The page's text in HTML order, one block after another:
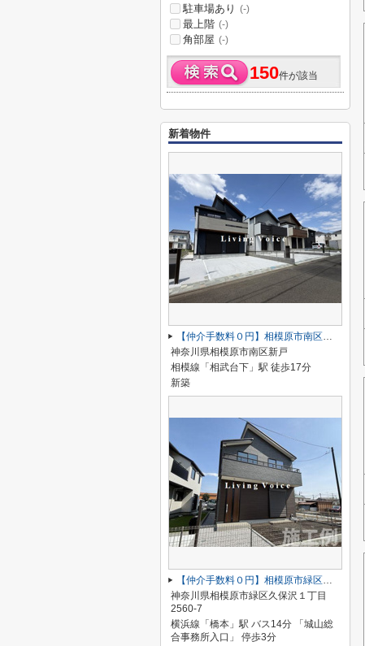
駐車場あり (-)
最上階 (-)
角部屋 (-)
150件が該当
新着物件
【仲介手数料０円】相模原市南区新戸 新築一戸建て 全3棟
神奈川県相模原市南区新戸
相模線「相武台下」駅 徒歩17分
新築
【仲介手数料０円】相模原市緑区久保沢1丁目 新築一戸建て 4号棟
神奈川県相模原市緑区久保沢１丁目
2560-7
横浜線「橋本」駅 バス14分 「城山総
合事務所入口」 停歩3分